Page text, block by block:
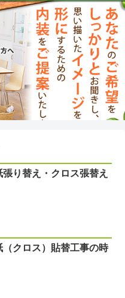
張り替え・クロス張替え
（クロス）貼替工事の時